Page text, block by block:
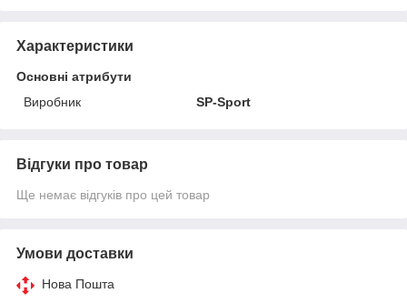
Характеристики
Основні атрибути
Виробник
SP-Sport
Відгуки про товар
Ще немає відгуків про цей товар
Умови доставки
Нова Пошта